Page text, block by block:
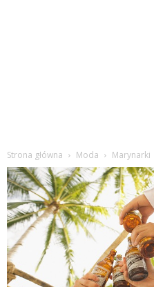
Strona główna Moda Marynarki